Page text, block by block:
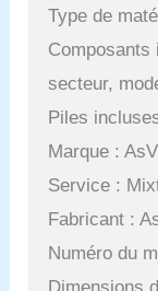
Type de
Composants
secteur,
Piles
Marque :
Service :
Fabricant :
Numéro du
Dimensions